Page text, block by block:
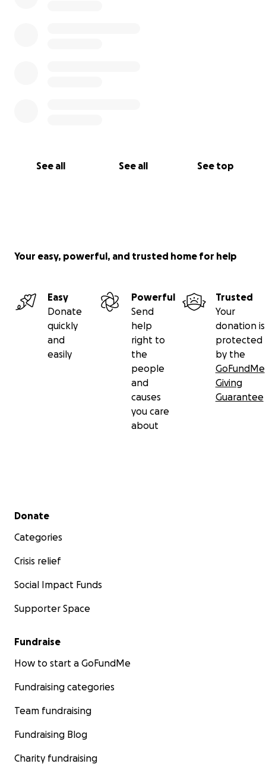
See all See all See top
alles Liebe der Welt,
Your easy, powerful, and trusted home for help
Easy
Donate
quickly
and
easily
Powerful
Send
help
right to
the
people
and
causes
you care
about
Trusted
Your
donation is
protected
by the
GoFundMe
Giving
Guarantee
Secondary menu
Donate
Categories
Crisis relief
Social Impact Funds
Supporter Space
Fundraise
How to start a GoFundMe
Fundraising categories
Team fundraising
Fundraising Blog
Charity fundraising